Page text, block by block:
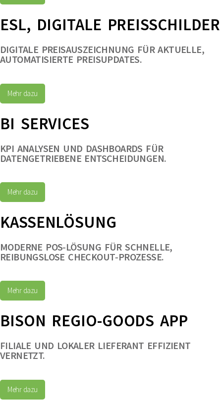
ESL, DIGITALE PREISSCHILDER
DIGITALE PREISAUSZEICHNUNG FÜR AKTUELLE,
AUTOMATISIERTE PREISUPDATES.
Mehr dazu
BI SERVICES
KPI ANALYSEN UND DASHBOARDS FÜR
DATENGETRIEBENE ENTSCHEIDUNGEN.
Mehr dazu
KASSENLÖSUNG
MODERNE POS‑LÖSUNG FÜR SCHNELLE,
REIBUNGSLOSE CHECKOUT‑PROZESSE.
Mehr dazu
BISON REGIO-GOODS APP
FILIALE UND LOKALER LIEFERANT EFFIZIENT
VERNETZT.
Mehr dazu